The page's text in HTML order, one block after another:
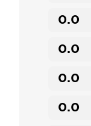
0.0
0.0
0.0
0.0